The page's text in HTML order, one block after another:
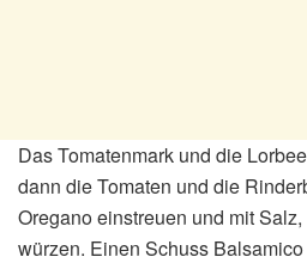
Das Tomatenmark und die
dann die Tomaten und die
Oregano einstreuen und mit
würzen. Einen Schuss